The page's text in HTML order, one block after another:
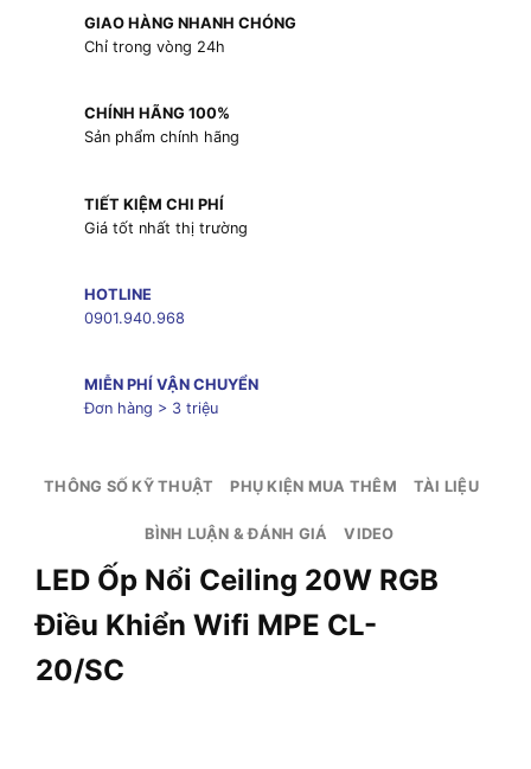
GIAO HÀNG NHANH CHÓNG
Chỉ trong vòng 24h
CHÍNH HÃNG 100%
Sản phẩm chính hãng
TIẾT KIỆM CHI PHÍ
Giá tốt nhất thị trường
HOTLINE
0901.940.968
MIỄN PHÍ VẬN CHUYỂN
Đơn hàng > 3 triệu
THÔNG SỐ KỸ THUẬT PHỤ KIỆN MUA THÊM TÀI LIỆU
BÌNH LUẬN & ĐÁNH GIÁ VIDEO
LED Ốp Nổi Ceiling 20W RGB
Điều Khiển Wifi MPE CL-
20/SC